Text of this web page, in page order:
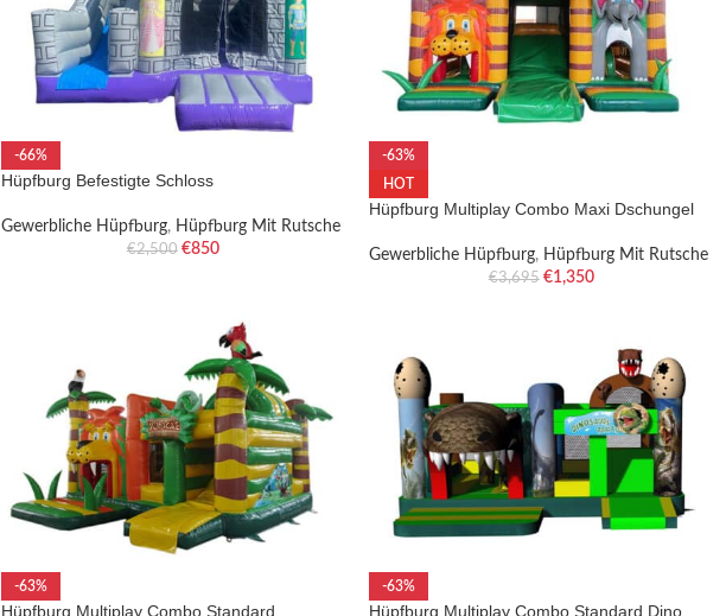
-66%
Hüpfburg Befestigte Schloss
Gewerbliche Hüpfburg, Hüpfburg Mit Rutsche
€2,500 €850
-63%
HOT
Hüpfburg Multiplay Combo Maxi Dschungel
Gewerbliche Hüpfburg, Hüpfburg Mit Rutsche
€3,695 €1,350
-63%
Hüpfburg Multiplay Combo Standard
-63%
Hüpfburg Multiplay Combo Standard Dino